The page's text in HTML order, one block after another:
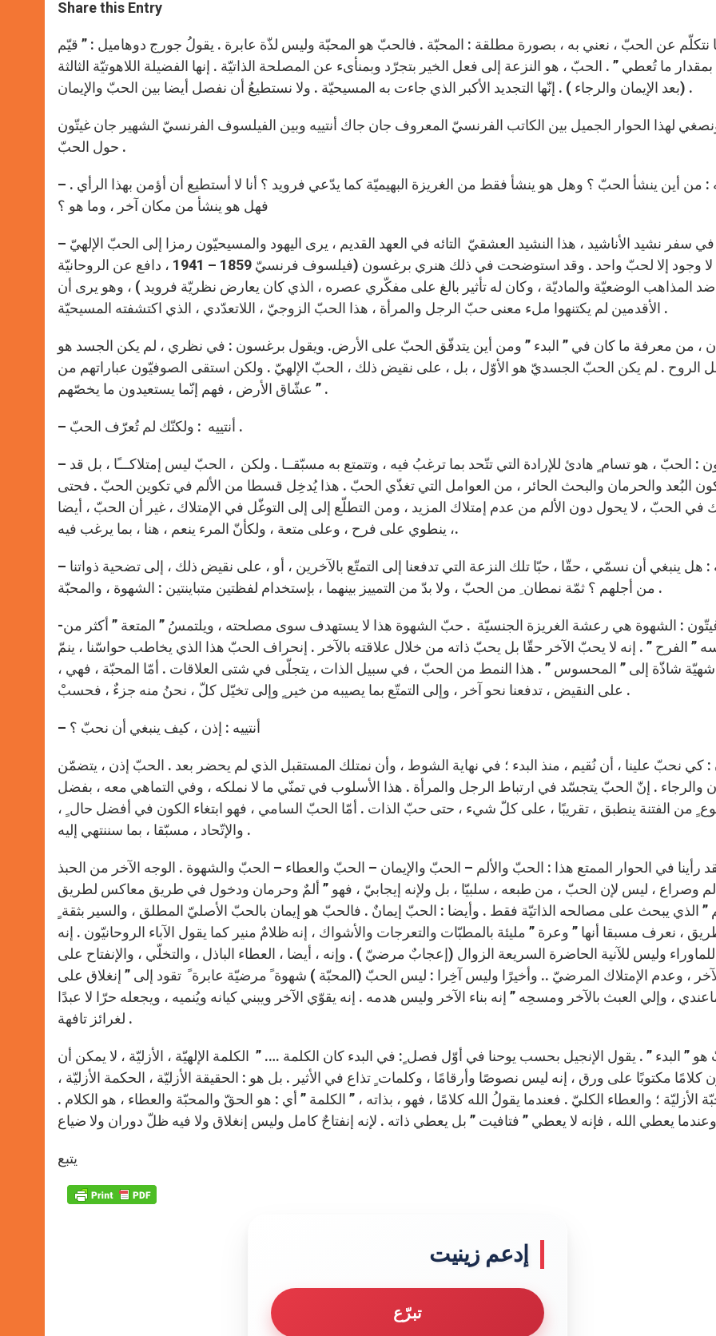
s
p
p
e
g
e
r
b
o
k
r
Share this Entry
نتكلّم عن الحبّ ، نعني به ، بصورة مطلقة : المحبّة . فالحبّ هو المحبّة وليس لذّة عابرة . يقولُ جورج دوهاميل : ” قيّم
ما تُعطي ” . الحبّ ، هو النزعة إلى فعل الخير بتجرّد وبمنأىء عن المصلحة الذاتيّة . إنها الفضيلة اللاهوتيّة الثالثة
(بعد الإيمان والرجاء ) . إنّها التجديد الأكبر الذي جاءت به المسيحيّة . ولا نستطيعُ أن نفصل أيضا بين الحبّ والإيمان .
لهذا الحوار الجميل بين الكاتب الفرنسيّ المعروف جان جاك أنتييه وبين الفيلسوف الفرنسيّ الشهير جان غيتّون
حول الحبّ .
– أنتيبه : من أين ينشأ الحبّ ؟ وهل هو ينشأ فقط من الغريزة البهيميّة كما يدّعي فرويد ؟ أنا لا أستطيع أن أؤمن بهذا الرأي .
فهل هو ينشأ من مكان آخر ، وما هو ؟
– غيتّون : في سفر نشيد الأناشيد ، هذا النشيد العشقيّ التائه في العهد القديم ، يرى اليهود والمسيحيّون رمزا إلى الحبّ الإلهيّ
، وكأن لا وجود إلا لحبّ واحد . وقد استوضحت في ذلك هنري برغسون (فيلسوف فرنسيّ 1859 – 1941 ، دافع عن الروحانيّة
ضد المذاهب الوضعيّة والماديّة ، وكان له تأثير بالغ على مفكّري عصره ، الذي كان يعارض نظريّة فرويد ) ، وهو يرى أن
الأقدمين لم يكتنهوا ملء معنى حبّ الرجل والمرأة ، هذا الحبّ الزوجيّ ، اللاتعدّدي ، الذي اكتشفته المسيحيّة .
، من معرفة ما كان في ” البدء ” ومن أين يتدفّق الحبّ على الأرض. ويقول برغسون : في نظري ، لم يكن الجسد هو
بل الروح . لم يكن الحبّ الجسديّ هو الأوّل ، بل ، على نقيض ذلك ، الحبّ الإلهيّ . ولكن استقى الصوفيّون عباراتهم من
عشّاق الأرض ، فهم إنّما يستعيدون ما يخصّهم ” .
– أنتييه : ولكنّك لم تُعرّف الحبّ .
– غيتّون : الحبّ ، هو تسام ٍ هادئ للإرادة التي تتّحد بما ترغبُ فيه ، وتتمتع به مسبّقــا . ولكن ، الحبّ ليس إمتلاكـــًا ، بل قد
البُعد والحرمان والبحث الحائر ، من العوامل التي تغذّي الحبّ . هذا يُدخِل قسطا من الألم في تكوين الحبّ . فحتى
في الحبّ ، لا يحول دون الألم من عدم إمتلاك المزيد ، ومن التطلّع إلى إلى التوغّل في الإمتلاك ، غير أن الحبّ ، أيضا
، ينطوي على فرح ، وعلى متعة ، ولكأنّ المرء ينعم ، هنا ، بما يرغب فيه.
– أنتييه : هل ينبغي أن نسمّي ، حقّا ، حبّا تلك النزعة التي تدفعنا إلى التمتّع بالآخرين ، أو ، على نقيض ذلك ، إلى تضحية ذواتنا
من أجلهم ؟ ثمّة نمطان ِ من الحبّ ، ولا بدّ من التمييز بينهما ، بإستخدام لفظتين متباينتين : الشهوة ، والمحبّة .
-غيتّون : الشهوة هي رعشة الغريزة الجنسيّة . حبّ الشهوة هذا لا يستهدف سوى مصلحته ، ويلتمسُ ” المتعة ” أكثر من
” الفرح ” . إنه لا يحبّ الآخر حقّا بل يحبّ ذاته من خلال علاقته بالآخر . إنحراف الحبّ هذا الذي يخاطب حواسّنا ، ينمّ
شاذّة إلى ” المحسوس ” . هذا النمط من الحبّ ، في سبيل الذات ، يتجلّى في شتى العلاقات . أمّا المحبّة ، فهي ،
على النقيض ، تدفعنا نحو آخر ، وإلى التمتّع بما يصيبه من خير ٍ وإلى تخيّل كلّ ، نحنُ منه جزءٌ ، فحسبْ .
– أنتييه : إذن ، كيف ينبغي أن نحبّ ؟
: كي نحبّ علينا ، أن نُقيم ، منذ البدء ؛ في نهاية الشوط ، وأن نمتلك المستقبل الذي لم يحضر بعد . الحبّ إذن ، يتضمّن
والرجاء . إنّ الحبّ يتجسّد في ارتباط الرجل والمرأة . هذا الأسلوب في تمنّي ما لا نملكه ، وفي التماهي معه ، بفضل
من الفتنة ينطبق ، تقريبًا ، على كلّ شيء ، حتى حبّ الذات . أمّا الحبّ السامي ، فهو ابتغاء الكون في أفضل حال ٍ ،
والإتّحاد ، مسبّقا ، بما سننتهي إليه .
رأينا في الحوار الممتع هذا : الحبّ والألم – الحبّ والإيمان – الحبّ والعطاء – الحبّ والشهوة . الوجه الآخر من الحبذ
وصراع ، ليس لإن الحبّ ، من طبعه ، سلبيّا ، بل ولإنه إيجابيّ ، فهو ” ألمٌ وحرمان ودخول في طريق معاكس لطريق
” الذي يبحث على مصالحه الذاتيّة فقط . وأيضا : الحبّ إيمانٌ . فالحبّ هو إيمان بالحبّ الأصليّ المطلق ، والسير بثقة
، نعرف مسبقا أنها ” وعرة ” مليئة بالمطبّات والتعرجات والأشواك ، إنه ظلامٌ منير كما يقول الآباء الروحانيّون . إنه
وليس للآنية الحاضرة السريعة الزوال (إعجابٌ مرضيّ ) . وإنه ، أيضا ، العطاء الباذل ، والتخلّي ، والإنفتاح على
، وعدم الإمتلاك المرضيّ .. وأخيرًا وليس آخِرا : ليس الحبّ (المحبّة ) شهوة ً مرضيّة عابرة ً تقود إلى ” إنغلاق على
، وإلي العبث بالآخر ومسحِه ” إنه بناء الآخر وليس هدمه . إنه يقوّي الآخر ويبني كيانه ويُنميه ، ويجعله حرّا لا عبدًا
لغرائز تافهة .
” البدء ” . يقول الإنجيل بحسب يوحنا في أوّل فصل ٍ: في البدء كان الكلمة …. ” الكلمة الإلهيّة ، الأزليّة ، لا يمكن أن
كلامًا مكتوبًا على ورق ، إنه ليس نصوصًا وأرقامًا ، وكلمات ٍ تذاع في الأثير . بل هو : الحقيقة الأزليّة ، الحكمة الأزليّة ،
الأزليّة ؛ والعطاء الكليّ . فعندما يقولُ الله كلامًا ، فهو ، بذاته ، ” الكلمة ” أي : هو الحقّ والمحبّة والعطاء ، هو الكلام .
يتبع
إدعم زينيت
تبرّع